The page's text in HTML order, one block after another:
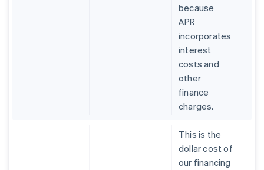
because
APR
incorporates
interest
costs and
other
finance
charges.
This is the
dollar cost of
our financing